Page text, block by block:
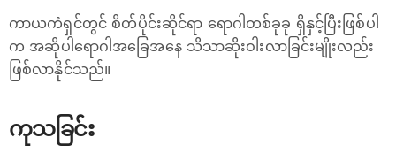
ကာယကံရှင်တွင် စိတ်ပိုင်းဆိုင်ရာ ရောဂါတစ်ခုခု ရှိနှင့်ပြီးဖြစ်ပါ
က အဆိုပါရောဂါအခြေအနေ သိသာဆိုးဝါးလာခြင်းမျိုးလည်း
ဖြစ်လာနိုင်သည်။
ကုသခြင်း